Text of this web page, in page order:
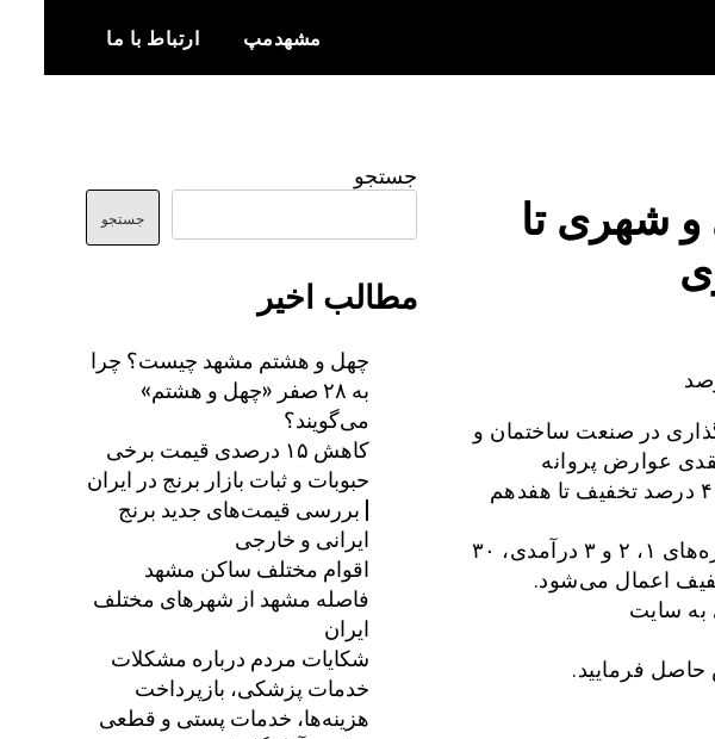
مشهدمپ ارتباط با ما
و شهری تا
در صنعت ساختمان و
عوارض پروانه
ساختمانی و شهری شهروندان عزیز را تا سقف ۴۰ درصد تخفیف تا هفدهم
بامصوبه شورای محترم اسلامی شهر، در حوزه‌های ۱، ۲ و ۳ درآمدی، ۳۰
به سایت
جستجو
جستجو
مطالب اخیر
چهل و هشتم مشهد چیست؟ چرا
به ۲۸ صفر «چهل و هشتم»
می‌گویند؟
کاهش ۱۵ درصدی قیمت برخی
حبوبات و ثبات بازار برنج در ایران
| بررسی قیمت‌های جدید برنج
ایرانی و خارجی
اقوام مختلف ساکن مشهد
فاصله مشهد از شهرهای مختلف
ایران
شکایات مردم درباره مشکلات
خدمات پزشکی، بازپرداخت
هزینه‌ها، خدمات پستی و قطعی